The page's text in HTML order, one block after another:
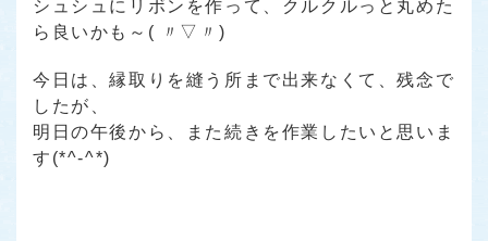
シュシュにリボンを作って、クルクルっと丸めた
ら良いかも～( 〃▽〃)
今日は、縁取りを縫う所まで出来なくて、残念で
したが、
明日の午後から、また続きを作業したいと思いま
す(*^-^*)